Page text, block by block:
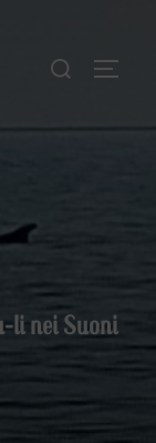
Cerca
li nei Suoni